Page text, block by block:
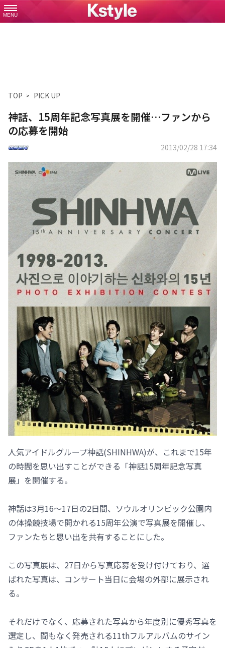
MENU
TOP PICK UP
神話、15周年記念写真展を開催…ファンから
の応募を開始
2013/02/28 17:34
人気アイドルグループ神話(SHINHWA)が、これまで15年
の時間を思い出すことができる「神話15周年記念写真
展」を開催する。
神話は3月16～17日の2日間、ソウルオリンピック公園内
の体操競技場で開かれる15周年公演で写真展を開催し、
ファンたちと思い出を共有することにした。
この写真展は、27日から写真応募を受け付けており、選
ばれた写真は、コンサート当日に会場の外部に展示され
る。
それだけでなく、応募された写真から年度別に優秀写真を
選定し、間もなく発売される11thフルアルバムのサイン